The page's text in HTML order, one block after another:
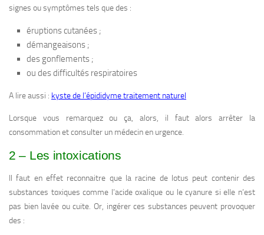
signes ou symptômes tels que des :
éruptions cutanées ;
démangeaisons ;
des gonflements ;
ou des difficultés respiratoires
A lire aussi : kyste de l’épididyme traitement naturel
Lorsque vous remarquez ou ça, alors, il faut alors arrêter la
consommation et consulter un médecin en urgence.
2 – Les intoxications
Il faut en effet reconnaitre que la racine de lotus peut contenir des
substances toxiques comme l’acide oxalique ou le cyanure si elle n’est
pas bien lavée ou cuite. Or, ingérer ces substances peuvent provoquer
des :